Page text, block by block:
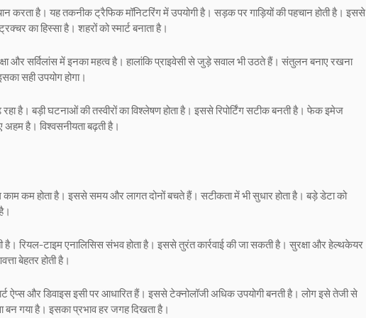
करता है। यह तकनीक ट्रैफिक मॉनिटरिंग में उपयोगी है। सड़क पर गाड़ियों की पहचान होती है। इससे
का हिस्सा है। शहरों को स्मार्ट बनाता है।
और सर्विलांस में इनका महत्व है। हालांकि प्राइवेसी से जुड़े सवाल भी उठते हैं। संतुलन बनाए रखना
सही उपयोग होगा।
है। बड़ी घटनाओं की तस्वीरों का विश्लेषण होता है। इससे रिपोर्टिंग सटीक बनती है। फेक इमेज
है। विश्वसनीयता बढ़ती है।
कम होता है। इससे समय और लागत दोनों बचते हैं। सटीकता में भी सुधार होता है। बड़े डेटा को
है। रियल-टाइम एनालिसिस संभव होता है। इससे तुरंत कार्रवाई की जा सकती है। सुरक्षा और हेल्थकेयर
बेहतर होती है।
ऐप्स और डिवाइस इसी पर आधारित हैं। इससे टेक्नोलॉजी अधिक उपयोगी बनती है। लोग इसे तेजी से
गया है। इसका प्रभाव हर जगह दिखता है।